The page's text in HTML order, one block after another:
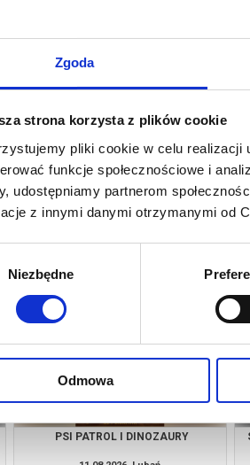
Zgoda
strona korzysta z plików cookie
pliki cookie w celu realizacji
funkcje społecznościowe i
udostępniamy partnerom
z innymi danymi otrzymanymi od
Niezbędne
Odmowa
SPIDER-MAN. CAŁKIEM NOWY DZIEŃ
kup bilet
PSI PATROL I DINOZAURY